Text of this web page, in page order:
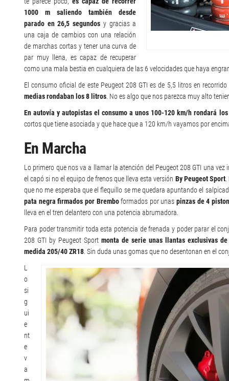
1000 m saliendo también desde
parado en 26,5 segundos y gracias a
una caja de cambios con una relación
de marchas cortas y tener una curva de
par muy llena, es capaz de recuperar
como una mala bestia en cualquiera de las 6 velocidades que haya
El consumo oficial de este Peugeot 208 GTI es de 5,5 litros en
medias rondaban los 8 litros . No es algo que nos parezca muy alto
En autovía y autopistas el consumo a unos 100-120 km/h rondará
cortos que tiene asociada y que hace que a 120 km/h vayamos por
En Marcha
Lo primero que nos va a llamar la atención del Peugeot 208 GTI una
el capó si no el equipo de frenos que lleva esta versión By Peugeot Sport.
que no me esperaba que el flequillo se me quedara apuntando el
pata negra firmados por Bremboformados por unas pinzas de 4
lleva en el tren delantero con una potencia abrumadora.
Para poder transmitir toda esta potencia de frenada y poder parar el
208 GTI by Peugeot Sport monta de serie unas llantas exclusivas de
medida 205/40 ZR18 . Sin duda unas gomas que no desentonan en el
L
o
si
g
ui
e
nt
e
v
a